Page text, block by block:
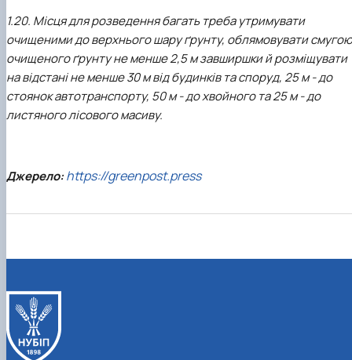
1.20. Місця для розведення багать треба утримувати
очищеними до верхнього шару ґрунту, облямовувати смугою
очищеного ґрунту не менше 2,5 м завширшки й розміщувати
на відстані не менше 30 м від будинків та споруд, 25 м - до
стоянок автотранспорту, 50 м - до хвойного та 25 м - до
листяного лісового масиву.
Джерело:https://greenpost.press